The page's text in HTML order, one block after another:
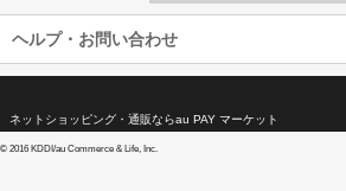
ヘルプ・お問い合わせ
ネットショッピング・通販ならau PAY マーケット
© 2016 KDDI/au Commerce & Life, Inc.